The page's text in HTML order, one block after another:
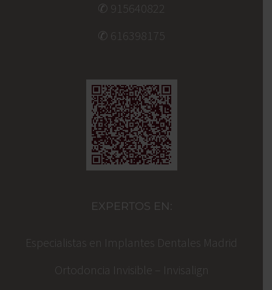
✆ 915640822
✆ 616398175
EXPERTOS EN:
Especialistas en Implantes Dentales Madrid
Ortodoncia Invisible – Invisalign